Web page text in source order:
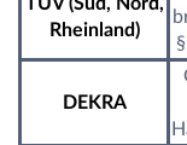
Rheinland)
DEKRA